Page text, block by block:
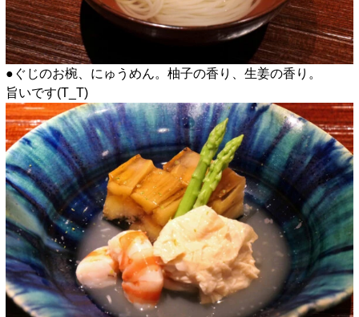
●ぐじのお椀、にゅうめん。柚子の香り、生姜の香り。
旨いです(T_T)